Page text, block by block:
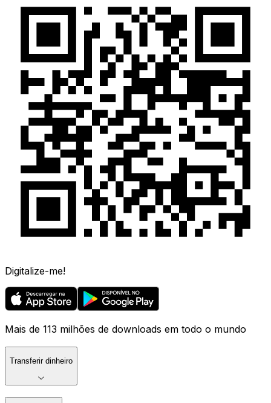
Digitalize-me!
Mais de 113 milhões de downloads em todo o mundo
Transferir dinheiro